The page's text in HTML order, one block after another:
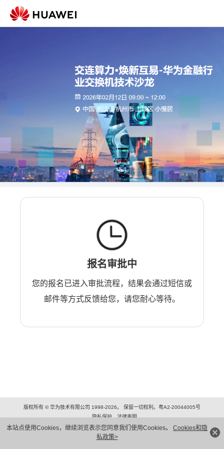
本站点使用Cookies，继续浏览表示您同意我们使用Cookies。 Cookies和隐
私政策>
报名审批中
您的报名已进入审批流程，结果会通过短信或
邮件等方式反馈给您，请您耐心等待。
版权所有 © 华为技术有限公司 1998-2026。 保留一切权利。粤A2-20044005号
隐私保护
法律声明